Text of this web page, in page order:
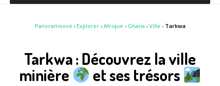
Panoramoove › Explorer› Afrique › Ghana › Ville › Tarkwa
Tarkwa : Découvrez la ville
minière
et ses trésors